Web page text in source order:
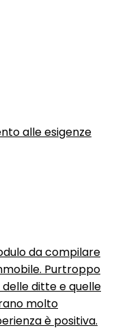
alle esigenze
da compilare
Purtroppo
ditte e quelle
molto
è positiva.